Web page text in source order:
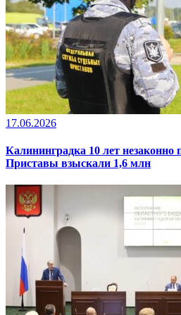
17.06.2026
Калининградка 10 лет незаконно
Приставы взыскали 1,6 млн